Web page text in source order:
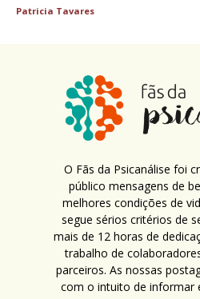
Patricia Tavares
O Fãs da Psicanálise foi
público mensagens de
melhores condições de
segue sérios critérios de
mais de 12 horas de
trabalho de
parceiros. As nossas
com o intuito de informar